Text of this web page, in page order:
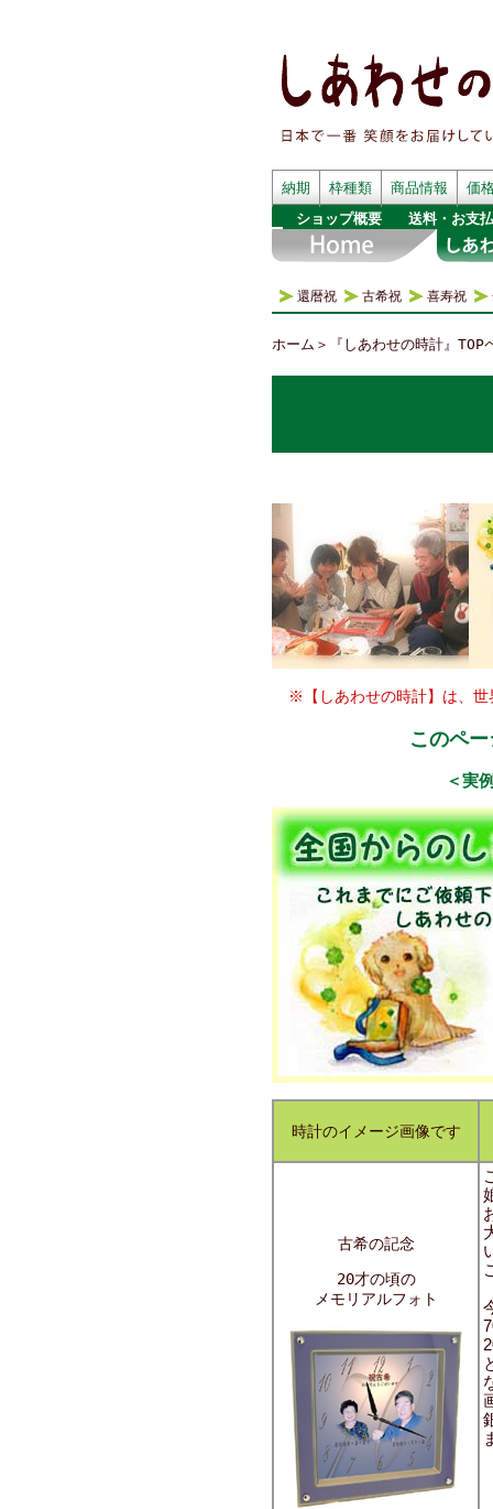
納期 枠種類 商品情報
価
ショップ概要
送料・お支
還暦祝 古希祝 喜寿祝
ホーム ＞ 『しあわせの時計』TOP
※【しあわせの時計】は、世
このペ
＜実
時計のイメージ画像です
古希の記念
20才の頃の
メモリアルフォト